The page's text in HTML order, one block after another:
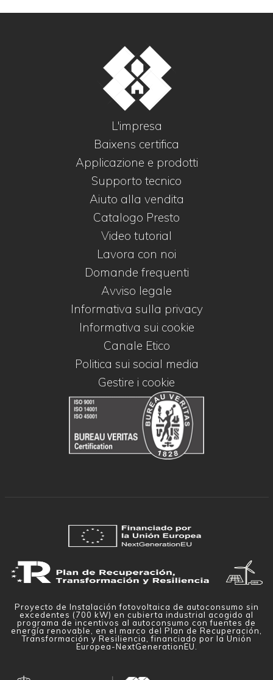
L'impresa
Baixens certifica
Applicazione e prodotti
Supporto tecnico
Aiuto alla vendita
Catalogo Presto
Video tutorial
Lavora con noi
Domande frequenti
Avviso legale
Informativa sulla privacy
Informativa sui cookie
Canale Etico
Politica sui social media
Gestire i cookie
Proyecto de Instalación fotovoltaica de autoconsumo sin
excedentes (700 kW) en cubierta industrial acogido al
programa de incentivos al autoconsumo con fuentes de
energía renovable, en el marco del Plan de Recuperación,
Transformación y Resiliencia, financiado por la Unión
Europea-NextGenerationEU.